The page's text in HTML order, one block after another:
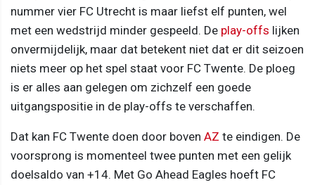
nummer vier FC Utrecht is maar liefst elf punten, wel
met een wedstrijd minder gespeeld. De play-offs lijken
onvermijdelijk, maar dat betekent niet dat er dit seizoen
niets meer op het spel staat voor FC Twente. De ploeg
is er alles aan gelegen om zichzelf een goede
uitgangspositie in de play-offs te verschaffen.
Dat kan FC Twente doen door boven AZ te eindigen. De
voorsprong is momenteel twee punten met een gelijk
doelsaldo van +14. Met Go Ahead Eagles hoeft FC